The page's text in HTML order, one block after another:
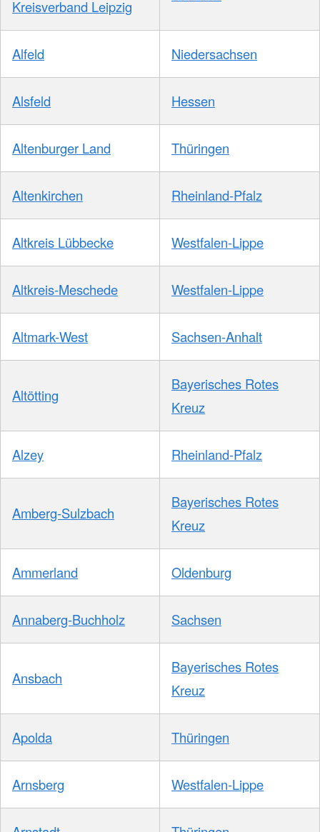
Kreisverband Leipzig
Alfeld Niedersachsen
Alsfeld Hessen
Altenburger Land Thüringen
Altenkirchen Rheinland-Pfalz
Altkreis Lübbecke Westfalen-Lippe
Altkreis-Meschede Westfalen-Lippe
Altmark-West Sachsen-Anhalt
Altötting
Bayerisches Rotes
Kreuz
Alzey Rheinland-Pfalz
Amberg-Sulzbach
Bayerisches Rotes
Kreuz
Ammerland Oldenburg
Annaberg-Buchholz Sachsen
Ansbach
Bayerisches Rotes
Kreuz
Apolda Thüringen
Arnsberg Westfalen-Lippe